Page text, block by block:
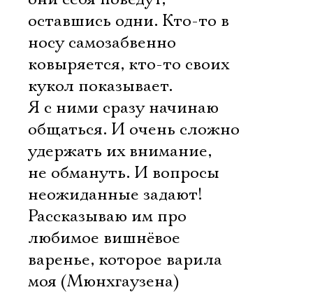
оставшись одни. Кто-то в
носу самозабвенно
ковыряется, кто-то своих
кукол показывает.
Я с ними сразу начинаю
общаться. И очень сложно
удержать их внимание,
не обмануть. И вопросы
неожиданные задают!
Рассказываю им про
любимое вишнёвое
варенье, которое варила
моя (Мюнхгаузена)